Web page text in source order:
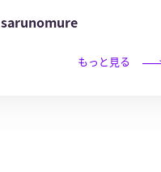
sarunomure
もっと見る